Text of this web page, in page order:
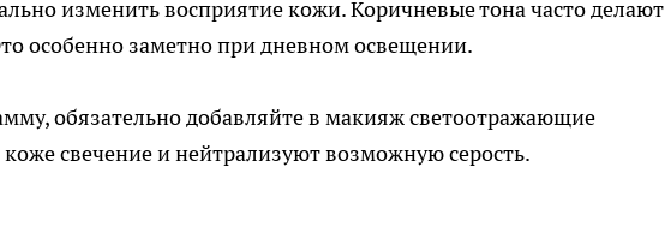
изменить восприятие кожи. Коричневые тона часто делают
особенно заметно при дневном освещении.
обязательно добавляйте в макияж светоотражающие
свечение и нейтрализуют возможную серость.